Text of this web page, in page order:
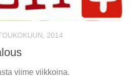
2014
viime viikkoina.